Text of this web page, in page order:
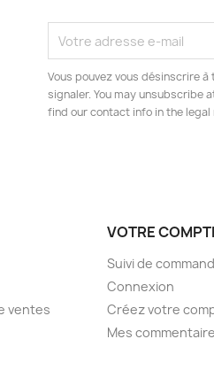
Vous pouvez vous désinscrire
signaler. You may unsubscribe
find our contact info in the legal
ventes
VOTRE
Suivi de
Connexion
Créez votre
Mes